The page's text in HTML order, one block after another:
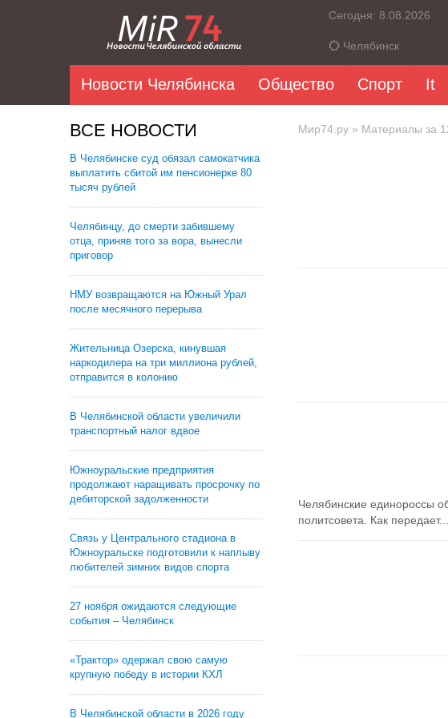
Сегодня: 8.08.2026
Челябинск
Новости Челябинска Общество Спорт It
ВСЕ НОВОСТИ
В Челябинске суд обязал самокатчика
выплатить сбитой им пенсионерке 80
тысяч рублей
Челябинцу, до смерти забившему
отца, приняв того за вора, вынесли
приговор
НМУ возвращаются на Южный Урал
после месячного перерыва
Жительница Озерска, кинувшая
наркодилера на три миллиона рублей,
отправится в колонию
В Челябинской области увеличили
транспортный налог вдвое
Южноуральские предприятия
продолжают наращивать просрочку по
дебиторской задолженности
Связь у Центрального стадиона в
Южноуральске подготовили к наплыву
любителей зимних видов спорта
27 ноября ожидаются следующие
события – Челябинск
«Трактор» одержал свою самую
крупную победу в истории КХЛ
В Челябинской области в 2026 году
Мир74.ру » Материалы за
Челябинские единороссы
политсовета. Как передает...